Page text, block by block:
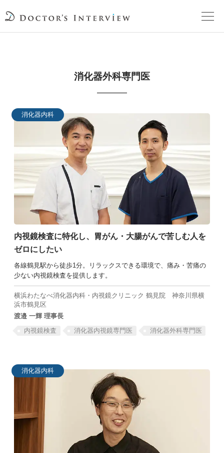
頼れるドクターが教える治療法
街の頼れるドクターたち
インタビューを検索
SEARCH
消化器外科専門医
消化器内科
内視鏡検査に特化し、 胃がん・大腸がんで苦しむ人を
ゼロにしたい
各線鶴見駅から徒歩1分。リラックスできる環境で、痛み・苦痛の
少ない内視鏡検査を提供します。
横浜わたなべ消化器内科・内視鏡クリニック 鶴見院 神奈川県横
浜市鶴見区
渡邉 一輝 理事長
内視鏡検査
消化器内視鏡専門医 消化器外科専門医
消化器内科